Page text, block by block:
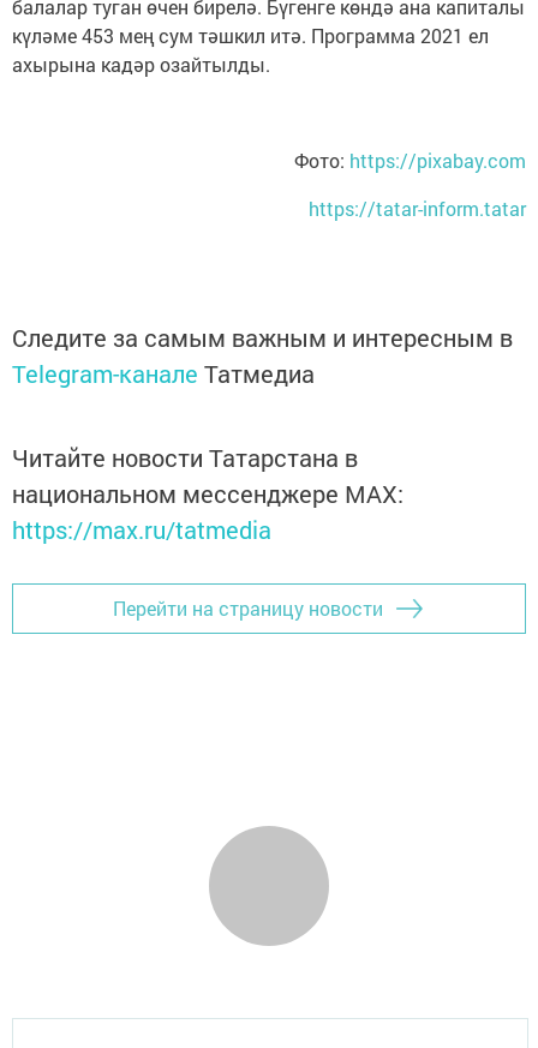
балалар туган өчен бирелә. Бүгенге көндә ана капиталы
күләме 453 мең сум тәшкил итә. Программа 2021 ел
ахырына кадәр озайтылды.
Фото: https://pixabay.com
https://tatar-inform.tatar
Следите за самым важным и интересным в
Telegram-канале Татмедиа
Читайте новости Татарстана в
национальном мессенджере MАХ:
https://max.ru/tatmedia
Перейти на страницу новости